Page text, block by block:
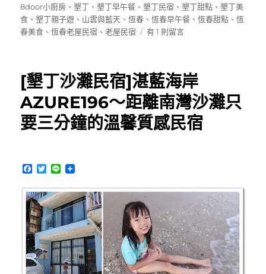
佈
日
期:
類
籤
8door小廚房 、 墾丁 、 墾丁早午餐 、 墾丁民宿 、 墾丁甜點 、 墾丁美
食 、 墾丁親子遊 、 山雲與藍天 、恆春 、恆春早午餐 、恆春甜點 、恆
春美食 、恆春老屋民宿 、老屋民宿
在
午
餐]8door
小
廚
房
緻，
老
屋
民
宿
中
有
有 1 則留言
[墾丁沙灘民宿]湛藍海岸
AZURE196～距離南灣沙灘只
要三分鐘的溫馨質感民宿
F
c
e
b
o
o
k
T
i
t
t
e
r
L
n
e